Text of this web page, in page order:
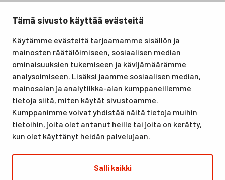
Tämä sivusto käyttää evästeitä
Käytämme evästeitä tarjoamamme sisällön ja
mainosten räätälöimiseen, sosiaalisen median
ominaisuuksien tukemiseen ja kävijämäärämme
analysoimiseen. Lisäksi jaamme sosiaalisen median,
mainosalan ja analytiikka-alan kumppaneillemme
tietoja siitä, miten käytät sivustoamme.
Kumppanimme voivat yhdistää näitä tietoja muihin
tietoihin, joita olet antanut heille tai joita on kerätty,
kun olet käyttänyt heidän palvelujaan.
Salli kaikki
koulutus- ja vapaa-ajan keskus, joka tarjoaa puitteet niin
lomille, harrastuksille kuin kansainvälisen tason
urheilutapahtumillekin. Santasport on myös virallinen
olympiavalmennuskeskus lumi- ja jääurheilulajeissa sekä
taitovalmennuksessa.